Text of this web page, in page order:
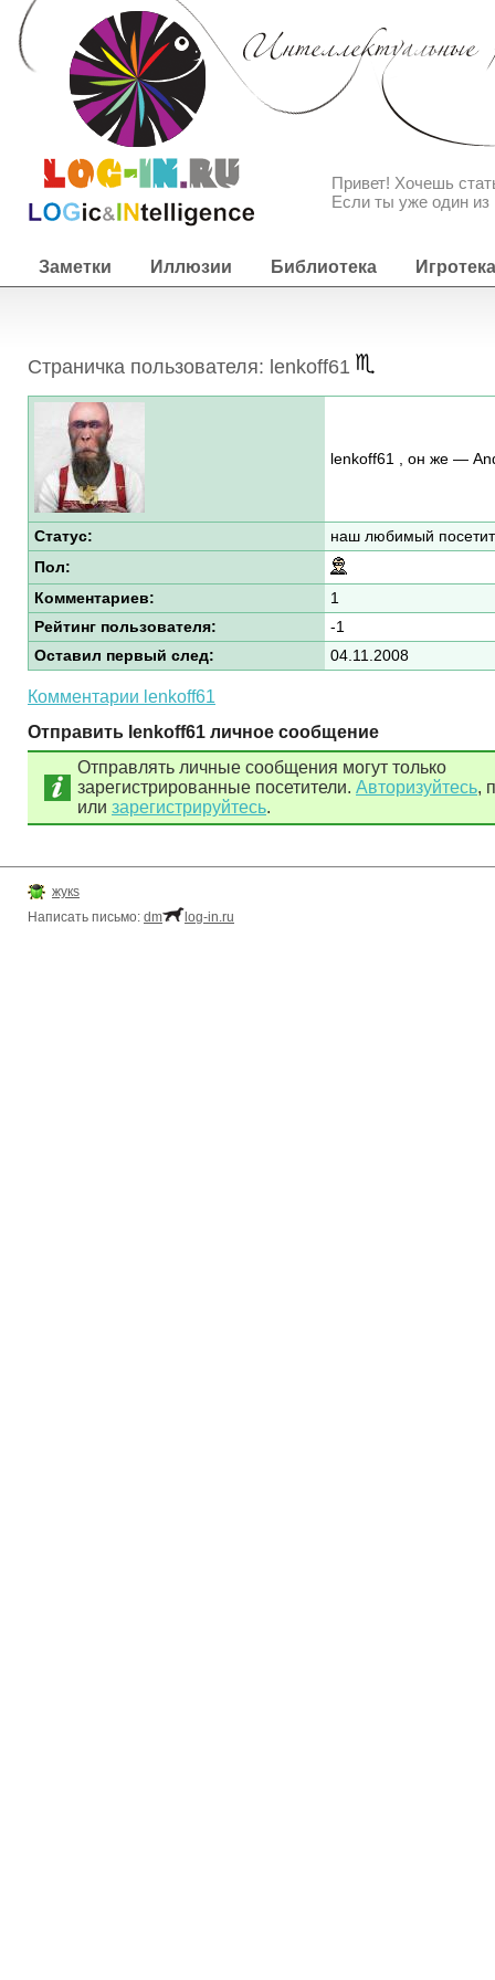
Привет! Хочешь
Если ты уже один из
Заметки Иллюзии Библиотека Игротека
Страничка пользователя: lenkoff61
lenkoff61 , он же —
Статус:
наш любимый
Пол:
Комментариев:
1
Рейтинг пользователя:
-1
Оставил первый след:
04.11.2008
Комментарии lenkoff61
Отправить lenkoff61 личное сообщение
Отправлять личные сообщения могут только
зарегистрированные посетители. Авторизуйтесь,
или зарегистрируйтесь.
жукs
Написать письмо: dm log-in.ru